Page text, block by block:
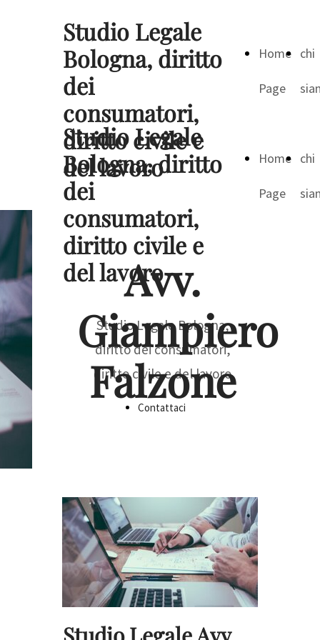
Studio Legale
Bologna, diritto
dei
consumatori,
diritto civile e
del lavoro
Home
Page
chi
Studio Legale
Bologna, diritto
dei
consumatori,
diritto civile e
del lavoro
Home
Page
chi
Avv.
Giampiero
Falzone
Studio Legale Bologna,
diritto dei consumatori,
diritto civile e del lavoro
Contattaci